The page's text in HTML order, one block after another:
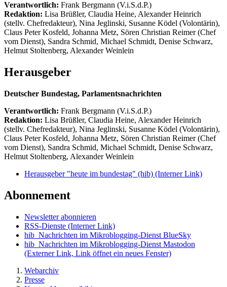
Verantwortlich: Frank Bergmann (V.i.S.d.P.)
Redaktion: Lisa Brüßler, Claudia Heine, Alexander Heinrich
(stellv. Chefredakteur), Nina Jeglinski, Susanne Ködel (Volontärin),
Claus Peter Kosfeld, Johanna Metz, Sören Christian Reimer (Chef
vom Dienst), Sandra Schmid, Michael Schmidt, Denise Schwarz,
Helmut Stoltenberg, Alexander Weinlein
Herausgeber
Deutscher Bundestag, Parlamentsnachrichten
Verantwortlich: Frank Bergmann (V.i.S.d.P.)
Redaktion: Lisa Brüßler, Claudia Heine, Alexander Heinrich
(stellv. Chefredakteur), Nina Jeglinski, Susanne Ködel (Volontärin),
Claus Peter Kosfeld, Johanna Metz, Sören Christian Reimer (Chef
vom Dienst), Sandra Schmid, Michael Schmidt, Denise Schwarz,
Helmut Stoltenberg, Alexander Weinlein
Herausgeber "heute im bundestag" (hib) (Interner Link)
Abonnement
Newsletter abonnieren
RSS-Dienste (Interner Link)
hib_Nachrichten im Mikroblogging-Dienst BlueSky
hib_Nachrichten im Mikroblogging-Dienst Mastodon
(Externer Link, Link öffnet ein neues Fenster)
Webarchiv
Presse